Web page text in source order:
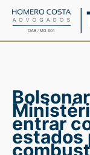
para
entrar
estados